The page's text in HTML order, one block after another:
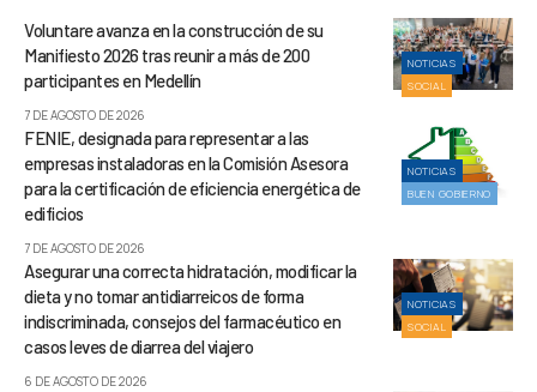
NOTICIAS
SOCIAL
Voluntare avanza en la construcción de su
Manifiesto 2026 tras reunir a más de 200
participantes en Medellín
7 DE AGOSTO DE 2026
NOTICIAS
BUEN GOBIERNO
FENIE, designada para representar a las
empresas instaladoras en la Comisión Asesora
para la certificación de eficiencia energética de
edificios
7 DE AGOSTO DE 2026
NOTICIAS
SOCIAL
Asegurar una correcta hidratación, modificar la
dieta y no tomar antidiarreicos de forma
indiscriminada, consejos del farmacéutico en
casos leves de diarrea del viajero
6 DE AGOSTO DE 2026